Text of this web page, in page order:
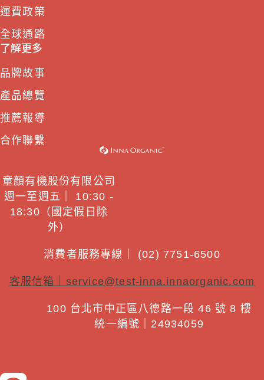
運費政策
全球通路
了解更多
品牌故事
產品總覽
推薦報導
合作聯繫
童顏有機股份有限公司
週一至週五｜ 10:30 -
18:30（國定假日除
外）
消費者服務專線｜ (02) 7751-6500
客服信箱｜ service@test-inna.innaorganic.com
100 台北市中正區八德路一段 46 號 8 樓
統一編號｜24934059